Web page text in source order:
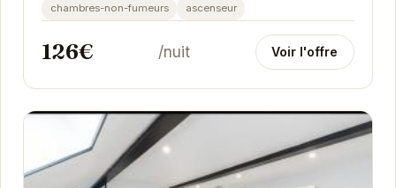
chambres-non-fumeurs
ascenseur
126€ /nuit Voir l'offre